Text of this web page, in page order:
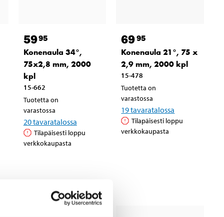
5995
Konenaula 34°,
75x2,8 mm, 2000
kpl
15-662
Tuotetta on
varastossa
20tavaratalossa
Tilapäisesti loppu
verkkokaupasta
6995
Konenaula 21°, 75 x
2,9 mm, 2000 kpl
15-478
Tuotetta on
varastossa
19tavaratalossa
Tilapäisesti loppu
verkkokaupasta